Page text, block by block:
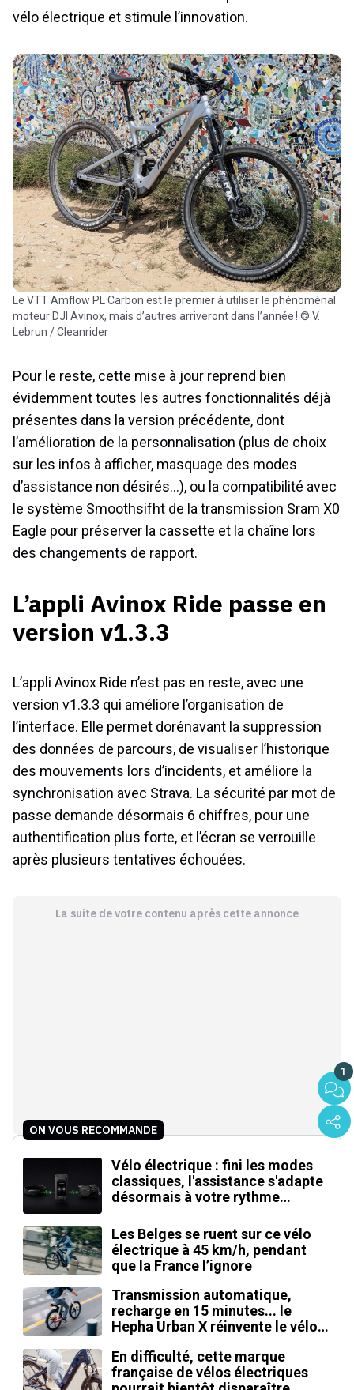
vélo électrique et stimule l’innovation.
moteur DJI Avinox, mais d’autres arriveront dans l’année ! © V.
Lebrun / Cleanrider
Pour le reste, cette mise à jour reprend bien
évidemment toutes les autres fonctionnalités déjà
présentes dans la version précédente, dont
l’amélioration de la personnalisation (plus de choix
sur les infos à afficher, masquage des modes
d’assistance non désirés…), ou la compatibilité avec
le système Smoothsifht de la transmission Sram X0
Eagle pour préserver la cassette et la chaîne lors
des changements de rapport.
L’appli Avinox Ride passe en
version v1.3.3
L’appli Avinox Ride n’est pas en reste, avec une
version v1.3.3 qui améliore l’organisation de
l’interface. Elle permet dorénavant la suppression
des données de parcours, de visualiser l’historique
des mouvements lors d’incidents, et améliore la
synchronisation avec Strava. La sécurité par mot de
passe demande désormais 6 chiffres, pour une
authentification plus forte, et l’écran se verrouille
après plusieurs tentatives échouées.
La suite de votre contenu après cette annonce
1
ON VOUS RECOMMANDE
Vélo électrique : fini les modes
classiques, l'assistance s'adapte
désormais à votre rythme
Les Belges se ruent sur ce vélo
électrique à 45 km/h, pendant
que la France l’ignore
Transmission automatique,
recharge en 15 minutes... le
Hepha Urban X réinvente le vélo
En difficulté, cette marque
française de vélos électriques